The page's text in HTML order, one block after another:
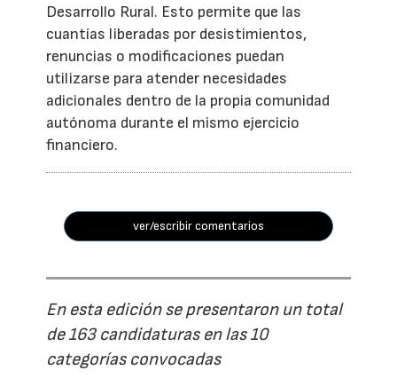
Desarrollo Rural. Esto permite que las
cuantías liberadas por desistimientos,
renuncias o modificaciones puedan
utilizarse para atender necesidades
adicionales dentro de la propia comunidad
autónoma durante el mismo ejercicio
financiero.
ver/escribir comentarios
En esta edición se presentaron un total
de 163 candidaturas en las 10
categorías convocadas